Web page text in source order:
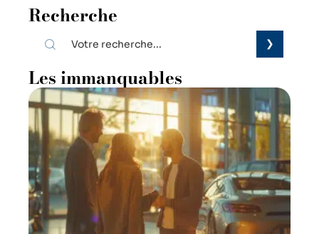
Recherche
Les immanquables